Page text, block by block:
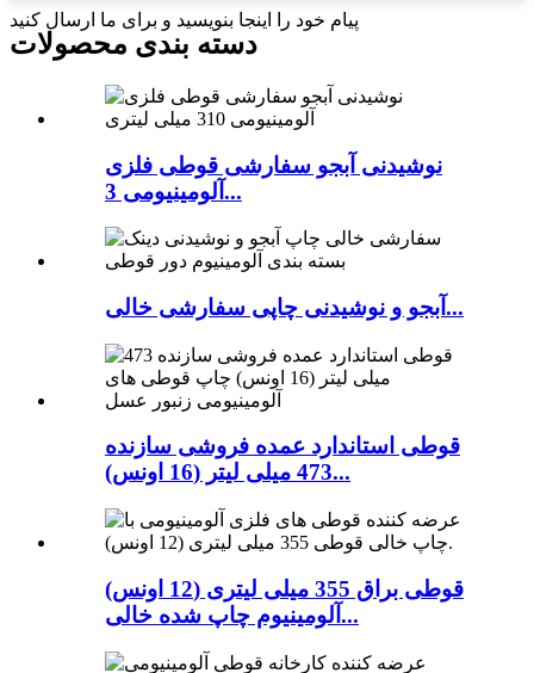
پیام خود را اینجا بنویسید و برای ما ارسال کنید
دسته بندی محصولات
نوشیدنی آبجو سفارشی قوطی فلزی
آلومینیومی 3...
آبجو و نوشیدنی چاپی سفارشی خالی...
قوطی استاندارد عمده فروشی سازنده
473 میلی لیتر (16 اونس)...
قوطی براق 355 میلی لیتری (12 اونس)
آلومینیوم چاپ شده خالی...